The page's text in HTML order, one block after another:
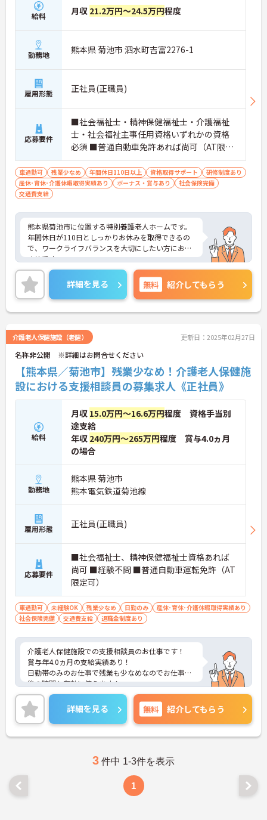
給料 月収 21.2万円～24.5万円程度
勤務地 熊本県 菊池市 泗水町吉富2276-1
雇用形態 正社員(正職員)
応募要件
■社会福祉士・精神保健福祉士・介護福祉
士・社会福祉主事任用資格いずれかの資格
必須 ■普通自動車免許あれば尚可（AT限定
可） ■介護に関する経験、知識、技術あれ
ば尚可 ■簡単なエクセル、ワード（入力の
み）
車通勤可 残業少なめ 年間休日110日以上 資格取得サポート
研修制度あり
産休･育休･介護休暇取得実績あり
ボーナス・賞与あり
社会保険完備
交通費支給
熊本県菊池市に位置する特別養護老人ホームです。
年間休日が110日としっかりお休みを取得できるの
で、ワークライフバランスを大切にしたい方におす
すめです。
昇給や賞与制度があり頑張りが評価されてしっかり
と職員に還元されます。
ご興味のある方には、面接対策ポイントなど、さら
に詳細をお話しいたしますのでお気軽にご相談くだ
さい！
詳細を見る 無料 紹介してもらう
介護老人保健施設（老健） 更新日：2025年02月27日
名称非公開 ※詳細はお問合せください
【熊本県／菊池市】残業少なめ！介護老人保健施
設における支援相談員の募集求人《正社員》
給料
月収 15.0万円～16.6万円程度 資格手当別
途支給
年収 240万円～265万円程度 賞与4.0ヵ月
の場合
勤務地
熊本県 菊池市
熊本電気鉄道菊池線
雇用形態 正社員(正職員)
応募要件
■社会福祉士、精神保健福祉士資格あれば
尚可 ■経験不問 ■普通自動車運転免許（AT
限定可）
車通勤可 未経験OK 残業少なめ 日勤のみ
産休･育休･介護休暇取得実績あり
社会保険完備
交通費支給 退職金制度あり
介護老人保健施設での支援相談員のお仕事です！
賞与年4.0ヵ月の支給実績あり！
日勤帯のみのお仕事で残業も少なめなのでお仕事の
後の時間も有効に使えます！
ご興味ある方には、面接のポイントなど、さらに詳
細をお話致しますのでお気軽にご相談ください。
詳細を見る 無料 紹介してもらう
3 件中 1-3件を表示
1